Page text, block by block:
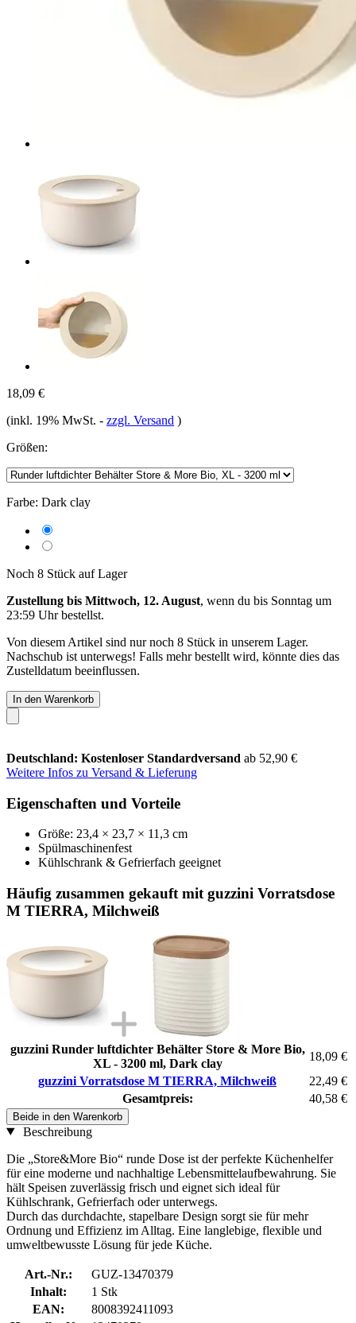
18,09 €
(inkl. 19% MwSt. - zzgl. Versand )
Größen:
Farbe: Dark clay
Noch 8 Stück auf Lager
Zustellung bis Mittwoch, 12. August, wenn du bis Sonntag um
23:59 Uhrbestellst.
Von diesem Artikel sind nur noch 8 Stück in unserem Lager.
Nachschub ist unterwegs! Falls mehr bestellt wird, könnte dies das
Zustelldatum beeinflussen.
In den Warenkorb
Deutschland: Kostenloser Standardversand ab 52,90 €
Weitere Infos zu Versand & Lieferung
Eigenschaften und Vorteile
Größe: 23,4 × 23,7 × 11,3 cm
Spülmaschinenfest
Kühlschrank & Gefrierfach geeignet
Häufig zusammen gekauft mit guzzini Vorratsdose
M TIERRA, Milchweiß
guzzini Runder luftdichter Behälter Store & More Bio,
XL - 3200 ml, Dark clay
18,09 €
guzzini Vorratsdose M TIERRA, Milchweiß
22,49 €
Gesamtpreis:
40,58 €
Beide in den Warenkorb
Beschreibung
Die „Store&More Bio“ runde Dose ist der perfekte Küchenhelfer
für eine moderne und nachhaltige Lebensmittelaufbewahrung. Sie
hält Speisen zuverlässig frisch und eignet sich ideal für
Kühlschrank, Gefrierfach oder unterwegs.
Durch das durchdachte, stapelbare Design sorgt sie für mehr
Ordnung und Effizienz im Alltag. Eine langlebige, flexible und
umweltbewusste Lösung für jede Küche.
Art.-Nr.:
GUZ-13470379
Inhalt:
1 Stk
EAN:
8008392411093